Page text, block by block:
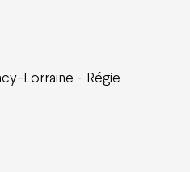
Lorraine - Régie
Visites guidées